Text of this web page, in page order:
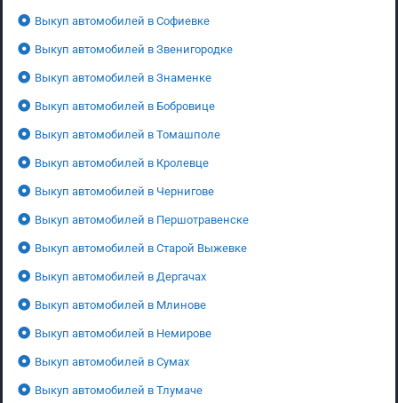
Выкуп автомобилей в Софиевке
Выкуп автомобилей в Звенигородке
Выкуп автомобилей в Знаменке
Выкуп автомобилей в Бобровице
Выкуп автомобилей в Томашполе
Выкуп автомобилей в Кролевце
Выкуп автомобилей в Чернигове
Выкуп автомобилей в Першотравенске
Выкуп автомобилей в Старой Выжевке
Выкуп автомобилей в Дергачах
Выкуп автомобилей в Млинове
Выкуп автомобилей в Немирове
Выкуп автомобилей в Сумах
Выкуп автомобилей в Тлумаче